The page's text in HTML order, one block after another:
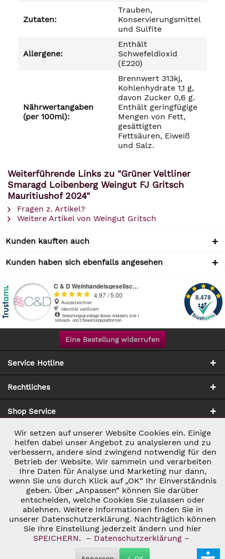
Zutaten:
Trauben,
Konservierungsmittel
und Sulfite
Allergene:
Enthält
Schwefeldioxid
(E220)
Nährwertangaben
(per 100ml):
Brennwert 313kj,
Kohlenhydrate 1,1 g,
davon Zucker 0,6 g.
Enthält geringfügige
Mengen von Fett,
gesättigten
Fettsäuren, Eiweiß
und Salz.
Weiterführende Links zu "Grüner Veltliner
Smaragd Loibenberg Weingut FJ Gritsch
Mauritiushof 2024"
Fragen z. Artikel?
Weitere Artikel von Weingut Gritsch
Kunden kauften auch
Kunden haben sich ebenfalls angesehen
Eine Bestellung widerrufen
Service Hotline
Rechtliches
Shop Service
Zahlung & Versand
* ALLE PREISE INKL. GESETZL. UMSATZSTEUER ZZGL.
VERSANDKOSTEN UND GGF. NACHNAHMEGEBÜHREN, WENN NICHT
ANDERS BESCHRIEBEN
© 2026 C&D WEINHANDEL - ALL RIGHTS RESERVED. THEME BY
THEMEWARE®
Notwendig Aktiv
Marketing Inaktiv
Tracking Inaktiv
Personalisierung Inaktiv
Wir setzen auf unserer Website Cookies ein. Einige
helfen dabei unser Angebot zu analysieren und zu
verbessern, andere sind zwingend notwendig für den
Betrieb der Website. Wir sammeln und verarbeiten
Ihre Daten für Analyse und Marketing nur dann,
wenn Sie uns durch Klick auf „OK“ Ihr Einverständnis
geben. Über „Anpassen“ können Sie darüber
entscheiden, welche Cookies Sie zulassen oder
ablehnen. Weitere Informationen finden Sie in
unserer Datenschutzerklärung. Nachträglich können
Sie Ihre Einstellung jederzeit ändern und hier
SPEICHERN.
– Datenschutzerklärung –